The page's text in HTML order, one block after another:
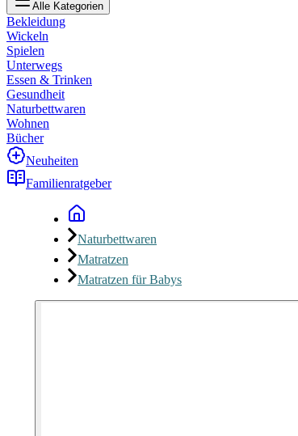
Alle Kategorien
Bekleidung
Wickeln
Spielen
Unterwegs
Essen & Trinken
Gesundheit
Naturbettwaren
Wohnen
Bücher
Neuheiten
Familienratgeber
Naturbettwaren
Matratzen
Matratzen für Babys